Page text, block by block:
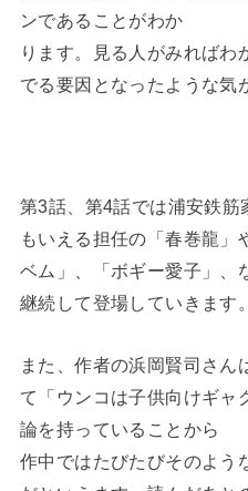
ンであることがわか
ります。見る人がみればわ
でる要因となったような気
第3話、第4話では浦安鉄筋
もいえる担任の「春巻龍」
ベム」、「ボギー愛子」、
継続して登場していきます。
また、作者の浜岡賢司さん
て「ウンコは子供向けギャ
論を持っていることから
作中ではたびたびそのよう